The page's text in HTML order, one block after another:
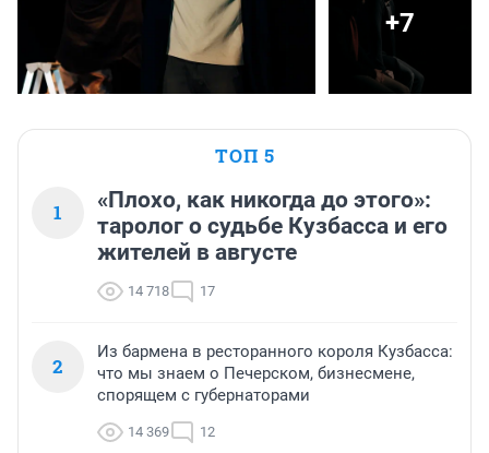
+7
ТОП 5
1
«Плохо, как никогда до этого»:
таролог о судьбе Кузбасса и его
жителей в августе
14 718 17
2
Из бармена в ресторанного короля Кузбасса:
что мы знаем о Печерском, бизнесмене,
спорящем с губернаторами
14 369 12